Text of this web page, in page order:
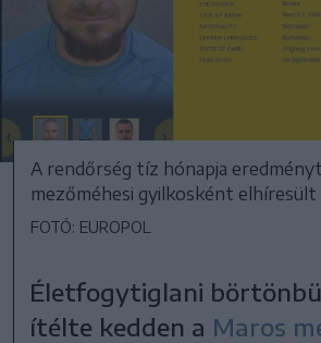
A rendőrség tíz hónapja
mezőméhesi gyilkosként elhíresült
FOTÓ: EUROPOL
Életfogytiglani
ítélte kedden a Maros